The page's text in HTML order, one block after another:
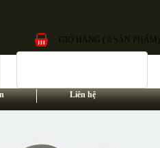
GIỎ HÀNG ( 0 SẢN PHẨM)
Liên hệ